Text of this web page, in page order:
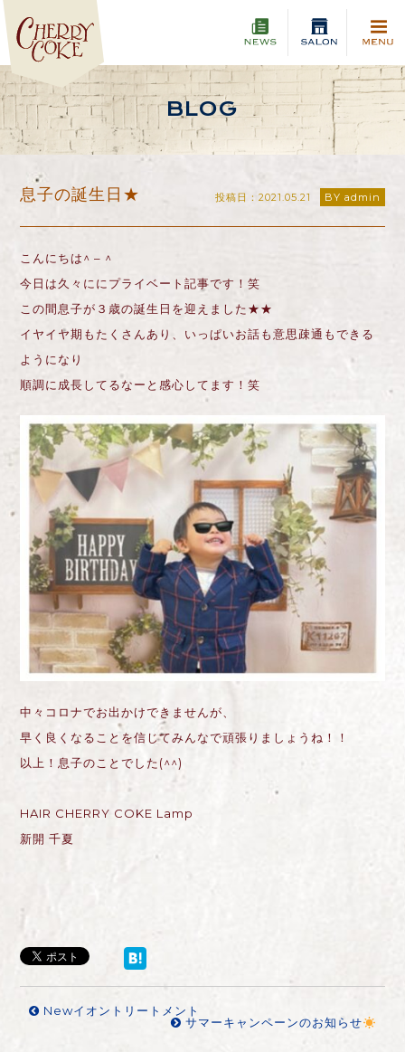
BLOG
息子の誕生日★ 投稿日：2021.05.21 BY admin
こんにちは^ – ^
今日は久々ににプライベート記事です！笑
この間息子が３歳の誕生日を迎えました★★
イヤイヤ期もたくさんあり、いっぱいお話も意思疎通もできる
ようになり
順調に成長してるなーと感心してます！笑
中々コロナでお出かけできませんが、
早く良くなることを信じてみんなで頑張りましょうね！！
以上！息子のことでした(^^)
HAIR CHERRY COKE Lamp
新開 千夏
Newイオントリートメント
サマーキャンペーンのお知らせ